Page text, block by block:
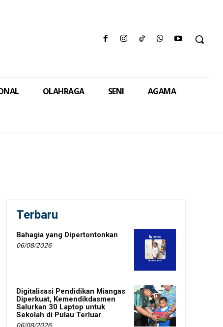
OLAHRAGA SENI AGAMA
Terbaru
Bahagia yang Dipertontonkan
06/08/2026
Digitalisasi Pendidikan Miangas
Diperkuat, Kemendikdasmen
Salurkan 30 Laptop untuk
Sekolah di Pulau Terluar